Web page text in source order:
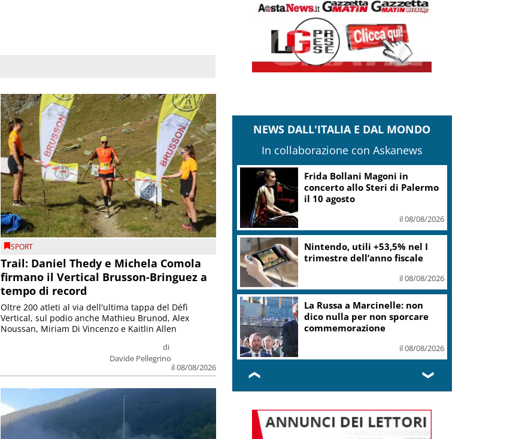
SPORT
Trail: Daniel Thedy e Michela Comola
firmano il Vertical Brusson-Bringuez a
tempo di record
di
Davide Pellegrino
il 08/08/2026
Oltre 200 atleti al via dell'ultima tappa del Défì
Vertical, sul podio anche Mathieu Brunod, Alex
Noussan, Miriam Di Vincenzo e Kaitlin Allen
NEWS DALL'ITALIA E DAL MONDO
In collaborazione con Askanews
“Questa sera guido io”:
campagna polizia in spiagge e
locali da ballo
il 08/08/2026
“DoloViniMiti”: dall’1 al 4
ottobre tra Val di Cembra e
il 08/08/2026
Mondiali di Wakeboard 2026:
tre ori azzurri al Lago del Salto
il 08/08/2026
❮ ❯